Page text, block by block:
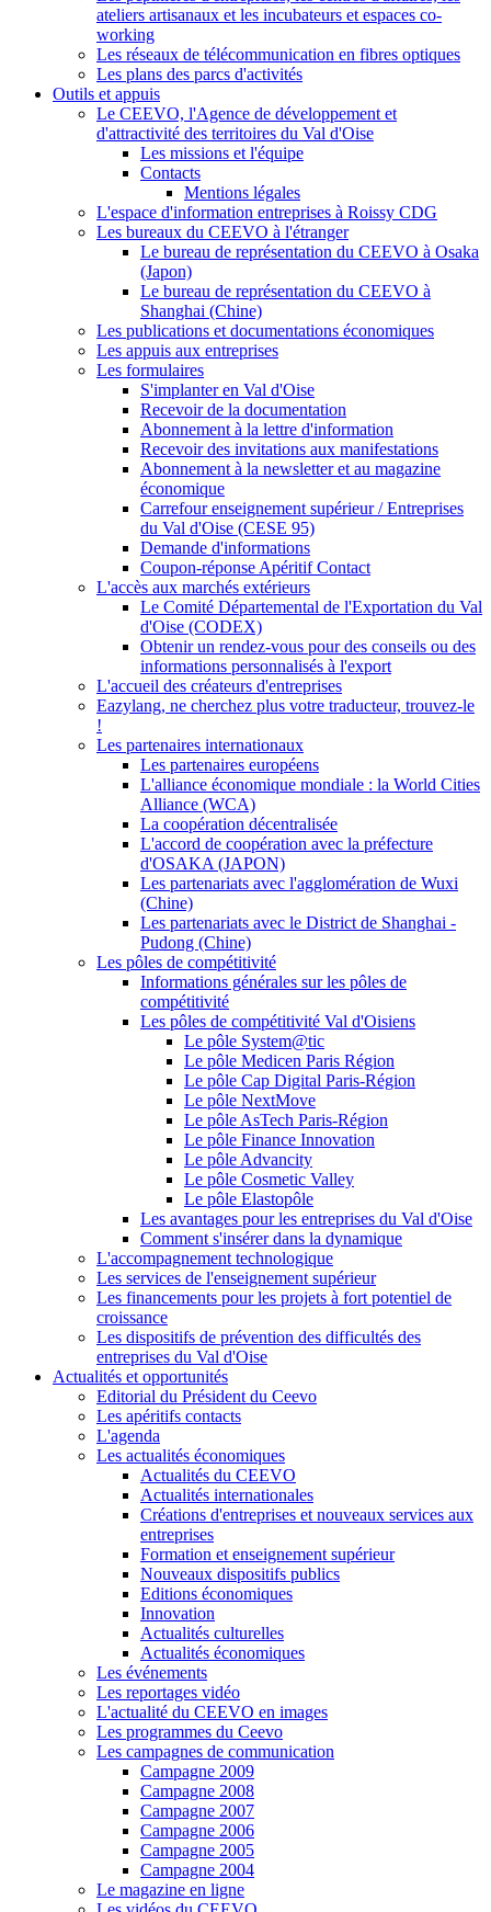
ateliers artisanaux et les incubateurs et espaces co-
working
Les réseaux de télécommunication en fibres optiques
Les plans des parcs d'activités
Outils et appuis
Le CEEVO, l'Agence de développement et
d'attractivité des territoires du Val d'Oise
Les missions et l'équipe
Contacts
Mentions légales
L'espace d'information entreprises à Roissy CDG
Les bureaux du CEEVO à l'étranger
Le bureau de représentation du CEEVO à Osaka
(Japon)
Le bureau de représentation du CEEVO à
Shanghai (Chine)
Les publications et documentations économiques
Les appuis aux entreprises
Les formulaires
S'implanter en Val d'Oise
Recevoir de la documentation
Abonnement à la lettre d'information
Recevoir des invitations aux manifestations
Abonnement à la newsletter et au magazine
économique
Carrefour enseignement supérieur / Entreprises
du Val d'Oise (CESE 95)
Demande d'informations
Coupon-réponse Apéritif Contact
L'accès aux marchés extérieurs
Le Comité Départemental de l'Exportation du Val
d'Oise (CODEX)
Obtenir un rendez-vous pour des conseils ou des
informations personnalisés à l'export
L'accueil des créateurs d'entreprises
Eazylang, ne cherchez plus votre traducteur, trouvez-le
!
Les partenaires internationaux
Les partenaires européens
L'alliance économique mondiale : la World Cities
Alliance (WCA)
La coopération décentralisée
L'accord de coopération avec la préfecture
d'OSAKA (JAPON)
Les partenariats avec l'agglomération de Wuxi
(Chine)
Les partenariats avec le District de Shanghai -
Pudong (Chine)
Les pôles de compétitivité
Informations générales sur les pôles de
compétitivité
Les pôles de compétitivité Val d'Oisiens
Le pôle System@tic
Le pôle Medicen Paris Région
Le pôle Cap Digital Paris-Région
Le pôle NextMove
Le pôle AsTech Paris-Région
Le pôle Finance Innovation
Le pôle Advancity
Le pôle Cosmetic Valley
Le pôle Elastopôle
Les avantages pour les entreprises du Val d'Oise
Comment s'insérer dans la dynamique
L'accompagnement technologique
Les services de l'enseignement supérieur
Les financements pour les projets à fort potentiel de
croissance
Les dispositifs de prévention des difficultés des
entreprises du Val d'Oise
Actualités et opportunités
Editorial du Président du Ceevo
Les apéritifs contacts
L'agenda
Les actualités économiques
Actualités du CEEVO
Actualités internationales
Créations d'entreprises et nouveaux services aux
entreprises
Formation et enseignement supérieur
Nouveaux dispositifs publics
Editions économiques
Innovation
Actualités culturelles
Actualités économiques
Les événements
Les reportages vidéo
L'actualité du CEEVO en images
Les programmes du Ceevo
Les campagnes de communication
Campagne 2009
Campagne 2008
Campagne 2007
Campagne 2006
Campagne 2005
Campagne 2004
Le magazine en ligne